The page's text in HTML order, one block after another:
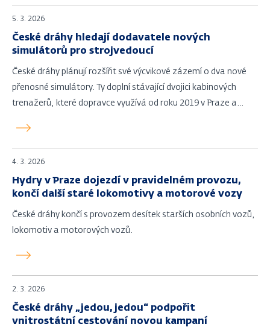
5. 3. 2026
České dráhy hledají dodavatele nových
simulátorů pro strojvedoucí
České dráhy plánují rozšířit své výcvikové zázemí o dva nové
přenosné simulátory. Ty doplní stávající dvojici kabinových
trenažerů, které dopravce využívá od roku 2019 v Praze a
4. 3. 2026
Hydry v Praze dojezdí v pravidelném provozu,
končí další staré lokomotivy a motorové vozy
České dráhy končí s provozem desítek starších osobních vozů,
lokomotiv a motorových vozů.
2. 3. 2026
České dráhy „jedou, jedou“ podpořit
vnitrostátní cestování novou kampaní